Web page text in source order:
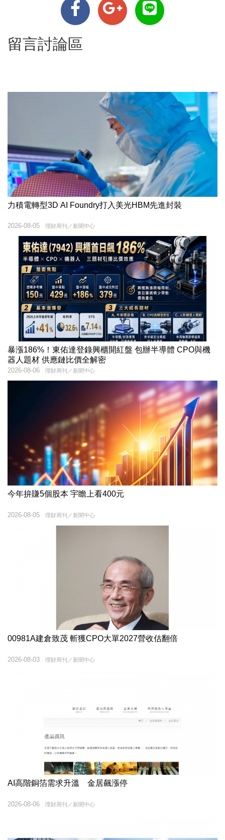
留言討論區
力積電轉型3D AI Foundry打入美光HBM先進封裝
理財周刊／新聞中心
2026-08-05
暴漲186%！東佑達登錄興櫃開紅盤 包辦半導體 CPO與機
器人題材 供應鏈比價全解密
理財周刊／新聞中心
2026-08-06
今年拚賺5個股本 宇瞻上看400元
理財周刊／新聞中心
2026-08-05
00981A建倉致茂 斬獲CPO大單2027營收估翻倍
理財周刊／新聞中心
2026-08-03
AI高階銅箔需求升溫 金居飆漲停
理財周刊／新聞中心
2026-08-06